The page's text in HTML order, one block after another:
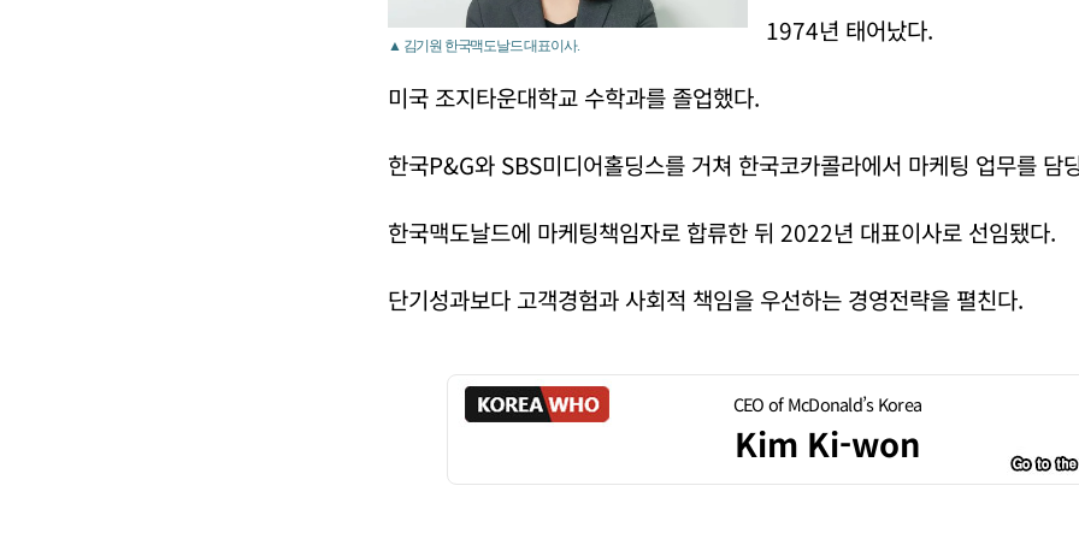
▲ 김기원 한국맥도날드 대표이사. 1974년 태어났다.
미국 조지타운대학교 수학과를 졸업했다.
한국P&G와 SBS미디어홀딩스를 거쳐 한국코카콜라에서 마케팅 업무를 담
한국맥도날드에 마케팅책임자로 합류한 뒤 2022년 대표이사로 선임됐다.
단기성과보다 고객경험과 사회적 책임을 우선하는 경영전략을 펼친다.
CEO of McDonald’s Korea
Kim Ki-won